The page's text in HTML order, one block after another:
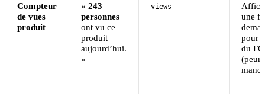
Compteur
de vues
produit
« 243
personnes
ont vu ce
produit
aujourd’hui.
»
views
une
pour
du
(peur